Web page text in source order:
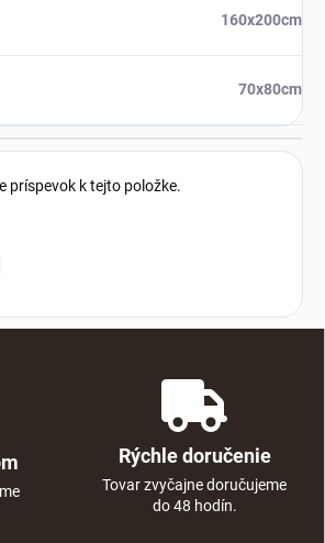
160x200cm
70x80cm
príspevok k tejto položke.
Rýchle doručenie
Tovar zvyčajne doručujeme
do 48 hodín.